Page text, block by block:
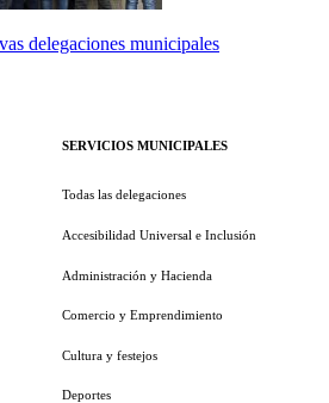
delegaciones municipales
SERVICIOS MUNICIPALES
Todas las delegaciones
Accesibilidad Universal e Inclusión
Administración y Hacienda
Comercio y Emprendimiento
Cultura y festejos
Deportes